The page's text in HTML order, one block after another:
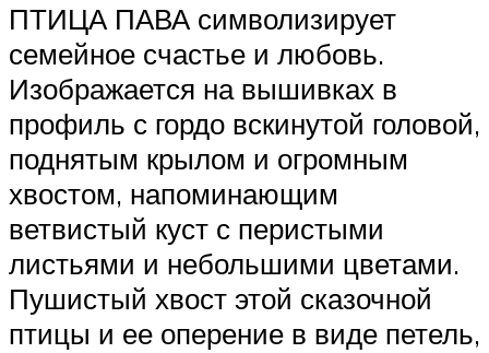
ПТИЦА ПАВА символизирует
семейное счастье и любовь.
Изображается на вышивках в
профиль с гордо вскинутой головой,
поднятым крылом и огромным
хвостом, напоминающим
ветвистый куст с перистыми
листьями и небольшими цветами.
Пушистый хвост этой сказочной
птицы и ее оперение в виде петель,